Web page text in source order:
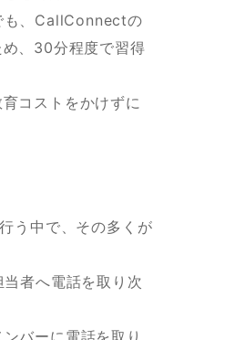
も、CallConnectの
、30分程度で習得
コストをかけずに
う中で、その多くが
者へ電話を取り次
バーに電話を取り